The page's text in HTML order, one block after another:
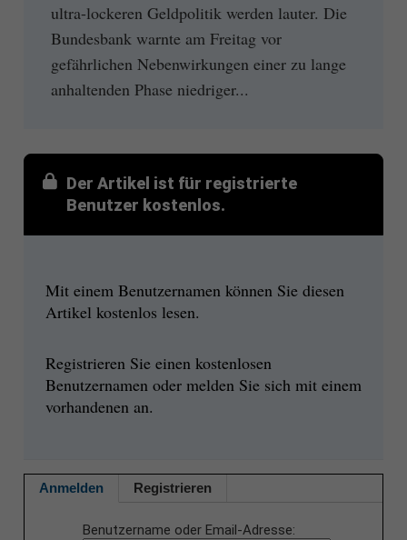
ultra-lockeren Geldpolitik werden lauter. Die
Bundesbank warnte am Freitag vor
gefährlichen Nebenwirkungen einer zu lange
anhaltenden Phase niedriger...
Der Artikel ist für registrierte
Benutzer kostenlos.
Mit einem Benutzernamen können Sie diesen
Artikel kostenlos lesen.
Registrieren Sie einen kostenlosen
Benutzernamen oder melden Sie sich mit einem
vorhandenen an.
Anmelden Registrieren
Benutzername oder Email-Adresse